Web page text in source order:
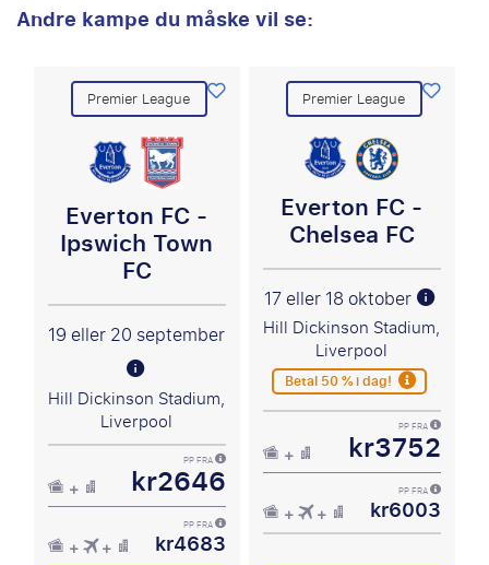
Andre kampe du måske vil se:
Premier League
Everton FC -
Ipswich Town
FC
19 eller 20 september
Hill Dickinson Stadium,
Liverpool
PP FRA
kr2646
PP FRA
kr4683
Premier League
Everton FC -
Chelsea FC
17 eller 18 oktober
Hill Dickinson Stadium,
Liverpool
Betal 50 % i dag!
PP FRA
kr3752
PP FRA
kr6003